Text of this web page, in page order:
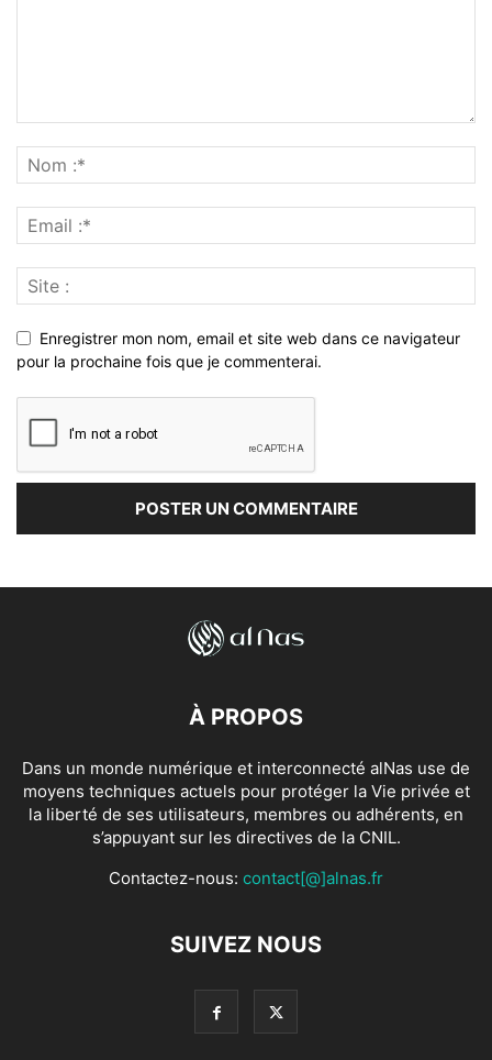
Enregistrer mon nom, email et site web dans ce navigateur
pour la prochaine fois que je commenterai.
À PROPOS
Dans un monde numérique et interconnecté alNas use de
moyens techniques actuels pour protéger la Vie privée et
la liberté de ses utilisateurs, membres ou adhérents, en
s’appuyant sur les directives de la CNIL.
Contactez-nous: contact[@]alnas.fr
SUIVEZ NOUS